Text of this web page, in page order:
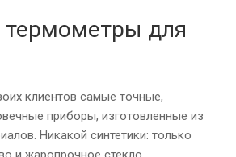
для
клиентов самые точные,
приборы, изготовленные из
Никакой синтетики: только